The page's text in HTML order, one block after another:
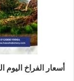
أسعار الفراخ